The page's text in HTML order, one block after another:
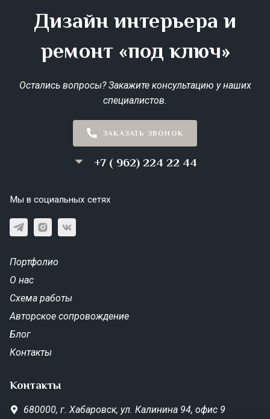
Дизайн интерьера и
ремонт «под ключ»
Остались вопросы? Закажите консультацию у наших
специалистов.
ЗАКАЗАТЬ ЗВОНОК
+7 ( 962) 224 22 44
Мы в социальных сетях
Портфолио
О нас
Схема работы
Авторское сопровождение
Блог
Контакты
Контакты
680000, г. Хабаровск, ул. Калинина 94, офис 9